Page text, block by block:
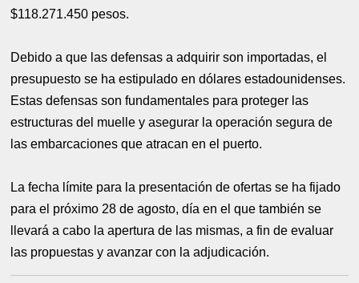
$118.271.450 pesos.
Debido a que las defensas a adquirir son importadas, el
presupuesto se ha estipulado en dólares estadounidenses.
Estas defensas son fundamentales para proteger las
estructuras del muelle y asegurar la operación segura de
las embarcaciones que atracan en el puerto.
La fecha límite para la presentación de ofertas se ha fijado
para el próximo 28 de agosto, día en el que también se
llevará a cabo la apertura de las mismas, a fin de evaluar
las propuestas y avanzar con la adjudicación.